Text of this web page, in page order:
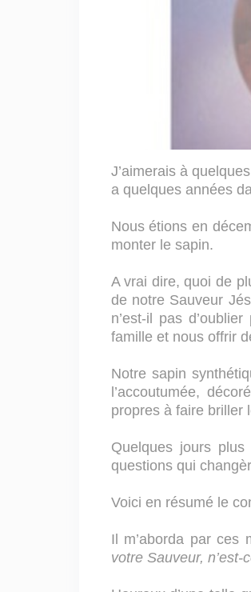
J’aimerais à
a quelques années
Nous étions en
monter le sapin.
A vrai dire, quoi de
de notre Sauveur
n’est-il pas
famille et nous offrir
Notre sapin
l’accoutumée,
propres à faire briller
Quelques jours
questions qui
Voici en résumé le
Il m’aborda par ces
votre Sauveur, n’est-